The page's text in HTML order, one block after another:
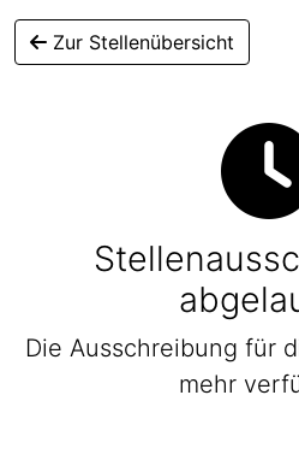
Zur Stellenübersicht
Die Ausschreibung für
mehr